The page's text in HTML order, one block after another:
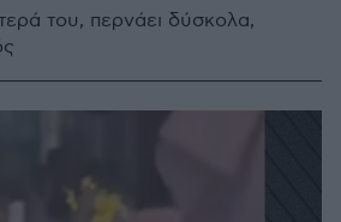
του, περνάει δύσκολα,